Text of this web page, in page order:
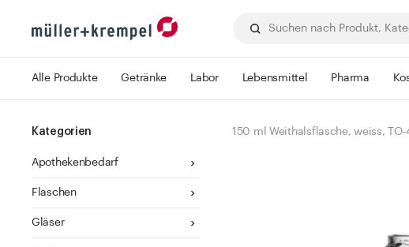
Alle Produkte Getränke Labor Lebensmittel Pharma
Kategorien
Apothekenbedarf
Flaschen
Gläser
150 ml Weithalsflasche, weiss, TO-